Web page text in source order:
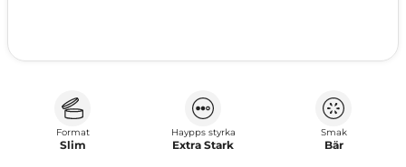
Format
Slim
Haypps styrka
Extra Stark
Smak
Bär